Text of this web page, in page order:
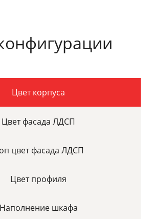
Цвет корпуса
Цвет фасада ЛДСП
цвет фасада ЛДСП
Цвет профиля
Наполнение шкафа